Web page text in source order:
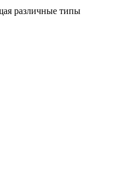
различные типы